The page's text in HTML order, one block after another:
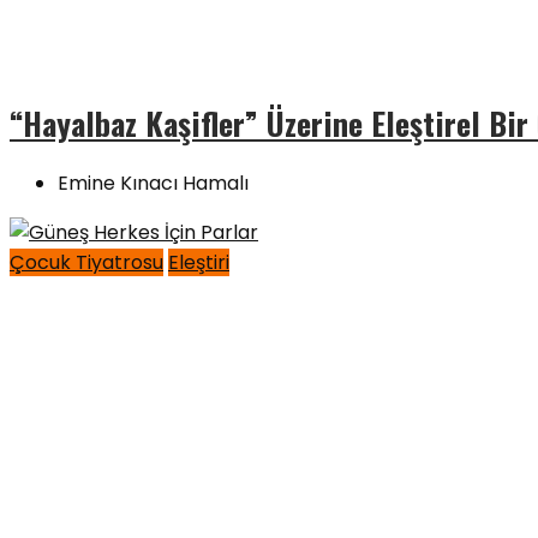
“Hayalbaz Kaşifler” Üzerine Eleştirel Bir
Emine Kınacı Hamalı
Çocuk Tiyatrosu Eleştiri